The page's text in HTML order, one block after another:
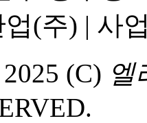
(주) | 사
(C) 엘